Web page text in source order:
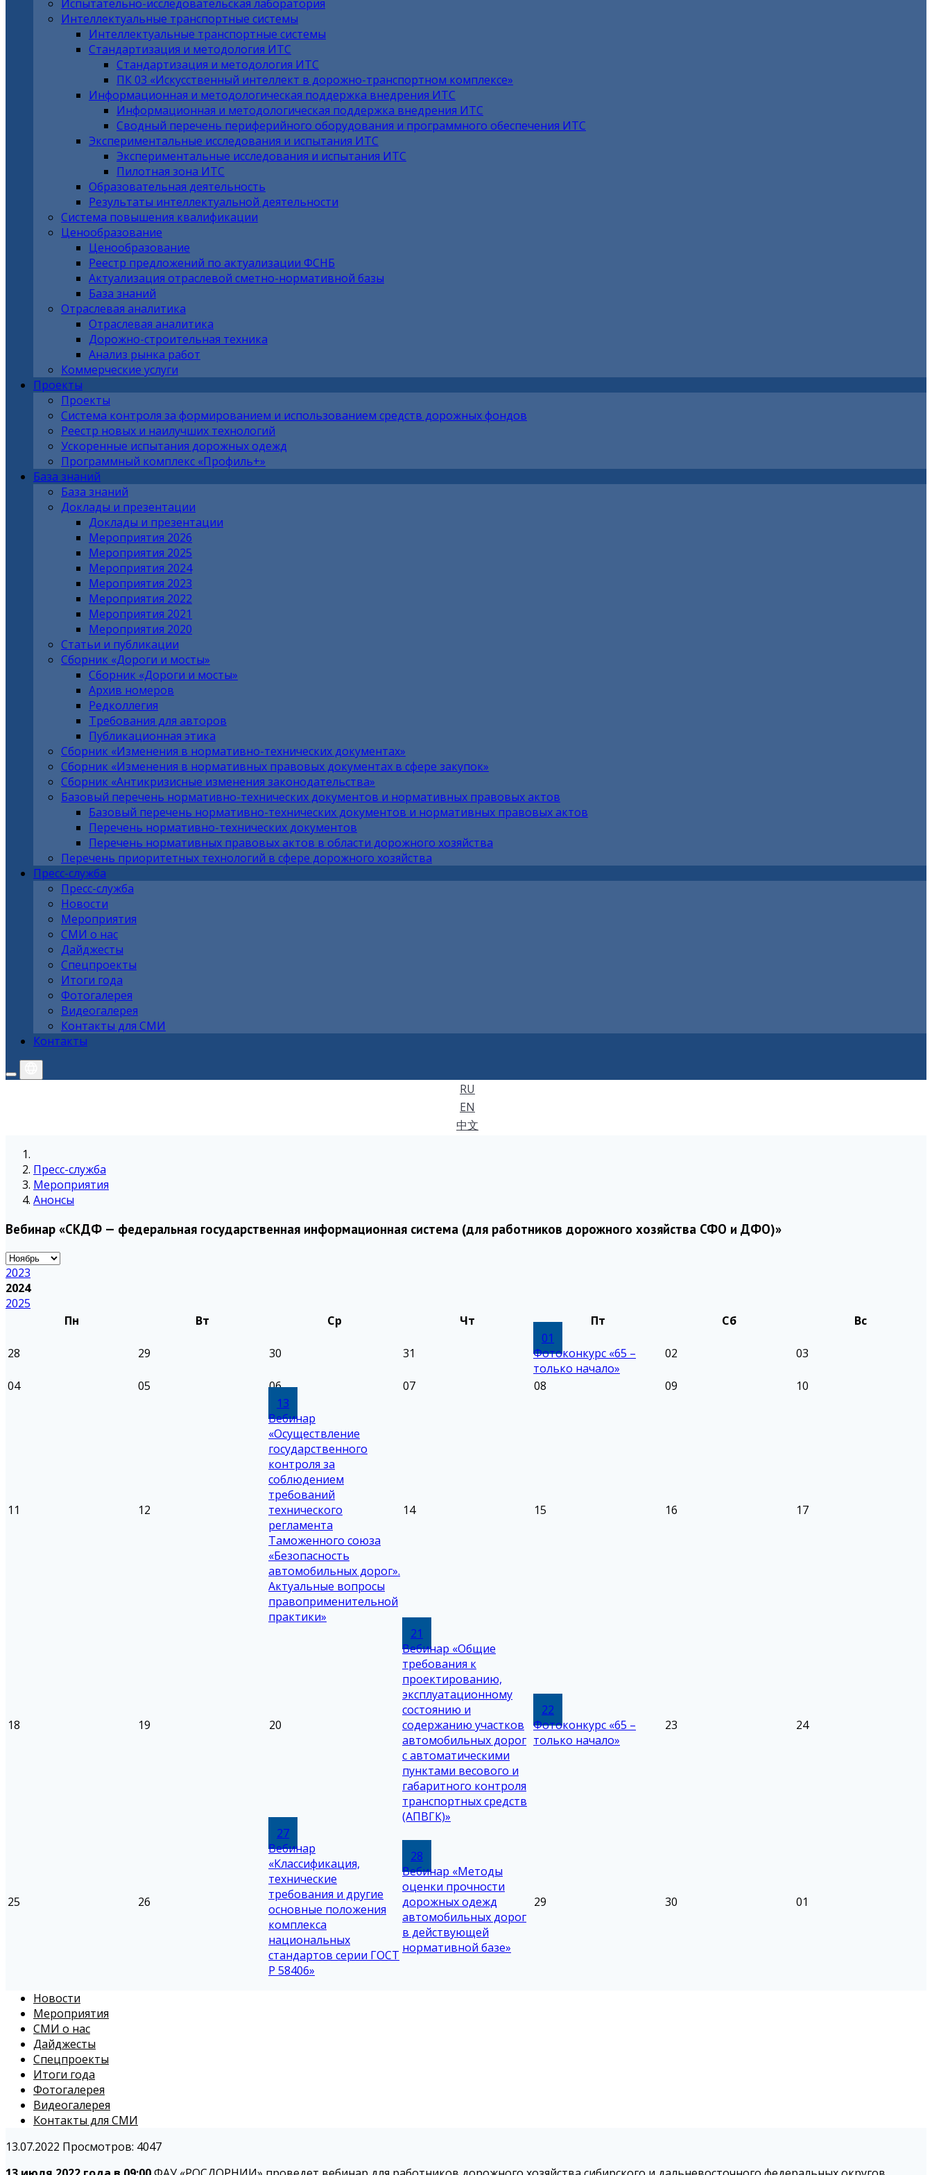
Испытательно-исследовательская лаборатория
Интеллектуальные транспортные системы
Интеллектуальные транспортные системы
Стандартизация и методология ИТС
Стандартизация и методология ИТС
ПК 03 «Искусственный интеллект в дорожно-транспортном комплексе»
Информационная и методологическая поддержка внедрения ИТС
Информационная и методологическая поддержка внедрения ИТС
Сводный перечень периферийного оборудования и программного обеспечения ИТС
Экспериментальные исследования и испытания ИТС
Экспериментальные исследования и испытания ИТС
Пилотная зона ИТС
Образовательная деятельность
Результаты интеллектуальной деятельности
Система повышения квалификации
Ценообразование
Ценообразование
Реестр предложений по актуализации ФСНБ
Актуализация отраслевой сметно-нормативной базы
База знаний
Отраслевая аналитика
Отраслевая аналитика
Дорожно-строительная техника
Анализ рынка работ
Коммерческие услуги
Проекты
Проекты
Система контроля за формированием и использованием средств дорожных фондов
Реестр новых и наилучших технологий
Ускоренные испытания дорожных одежд
Программный комплекс «Профиль+»
База знаний
База знаний
Доклады и презентации
Доклады и презентации
Мероприятия 2026
Мероприятия 2025
Мероприятия 2024
Мероприятия 2023
Мероприятия 2022
Мероприятия 2021
Мероприятия 2020
Статьи и публикации
Сборник «Дороги и мосты»
Сборник «Дороги и мосты»
Архив номеров
Редколлегия
Требования для авторов
Публикационная этика
Сборник «Изменения в нормативно-технических документах»
Сборник «Изменения в нормативных правовых документах в сфере закупок»
Сборник «Антикризисные изменения законодательства»
Базовый перечень нормативно-технических документов и нормативных правовых актов
Базовый перечень нормативно-технических документов и нормативных правовых актов
Перечень нормативно-технических документов
Перечень нормативных правовых актов в области дорожного хозяйства
Перечень приоритетных технологий в сфере дорожного хозяйства
Пресс-служба
Пресс-служба
Новости
Мероприятия
СМИ о нас
Дайджесты
Спецпроекты
Итоги года
Фотогалерея
Видеогалерея
Контакты для СМИ
Контакты
RU
EN
中文
Пресс-служба
Мероприятия
Анонсы
Вебинар «СКДФ — федеральная государственная информационная система (для работников дорожного хозяйства СФО и ДФО)»
2023
2024
2025
Пн
Вт Ср Чт Пт Сб Вс
28 29 30 31
01
Фотоконкурс «65 –
только начало»
02 03
04 05 06 07 08 09 10
11 12
13
Вебинар
«Осуществление
государственного
контроля за
соблюдением
требований
технического
регламента
Таможенного союза
«Безопасность
автомобильных дорог».
Актуальные вопросы
правоприменительной
практики»
14 15 16 17
18 19 20
21
Вебинар «Общие
требования к
проектированию,
эксплуатационному
состоянию и
содержанию участков
автомобильных дорог
с автоматическими
пунктами весового и
габаритного контроля
транспортных средств
(АПВГК)»
22
Фотоконкурс «65 –
только начало»
23 24
25 26
27
Вебинар
«Классификация,
технические
требования и другие
основные положения
комплекса
национальных
стандартов серии ГОСТ
Р 58406»
28
Вебинар «Методы
оценки прочности
дорожных одежд
автомобильных дорог
в действующей
нормативной базе»
29 30 01
Новости
Мероприятия
СМИ о нас
Дайджесты
Спецпроекты
Итоги года
Фотогалерея
Видеогалерея
Контакты для СМИ
13.07.2022 Просмотров: 4047